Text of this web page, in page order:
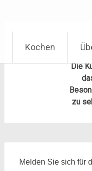
Kochen
Die
zu
Melden Sie sich für